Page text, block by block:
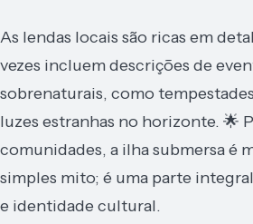
As lendas locais são ricas em
vezes incluem descrições de
sobrenaturais, como
luzes estranhas no horizonte. 🌟
comunidades, a ilha submersa é
simples mito; é uma parte
e identidade cultural.